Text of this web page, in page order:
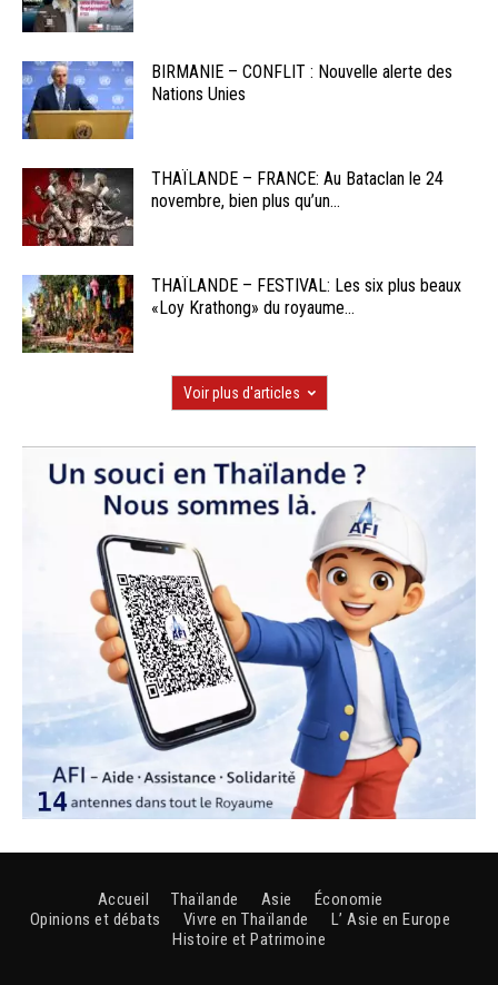
BIRMANIE – CONFLIT : Nouvelle alerte des
Nations Unies
THAÏLANDE – FRANCE: Au Bataclan le 24
novembre, bien plus qu’un...
THAÏLANDE – FESTIVAL: Les six plus beaux
«Loy Krathong» du royaume...
Voir plus d'articles
Accueil Thaïlande Asie
Économie
Opinions et débats
Vivre en Thaïlande
L’ Asie en Europe
Histoire et Patrimoine